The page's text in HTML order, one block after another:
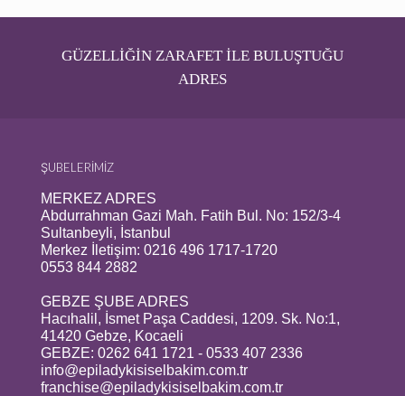
GÜZELLİĞİN ZARAFET İLE BULUŞTUĞU
ADRES
ŞUBELERİMİZ
MERKEZ ADRES
Abdurrahman Gazi Mah. Fatih Bul. No: 152/3-4
Sultanbeyli, İstanbul
Merkez İletişim: 0216 496 1717-1720
0553 844 2882
GEBZE ŞUBE ADRES
Hacıhalil, İsmet Paşa Caddesi, 1209. Sk. No:1,
41420 Gebze, Kocaeli
GEBZE: 0262 641 1721 - 0533 407 2336
info@epiladykisiselbakim.com.tr
franchise@epiladykisiselbakim.com.tr